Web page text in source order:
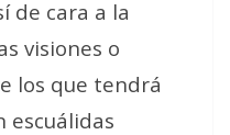
de cara a la
visiones o
los que tendrá
escuálidas